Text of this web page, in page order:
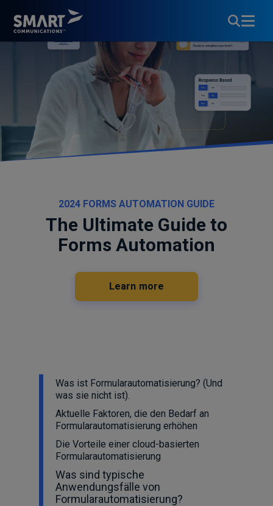
2024 FORMS AUTOMATION GUIDE
The Ultimate Guide to
Forms Automation
Learn more
Was ist Formularautomatisierung? (Und
was sie nicht ist).
Aktuelle Faktoren, die den Bedarf an
Formularautomatisierung erhöhen
Die Vorteile einer cloud-basierten
Formularautomatisierung
Was sind typische
Anwendungsfälle von
Formularautomatisierung?